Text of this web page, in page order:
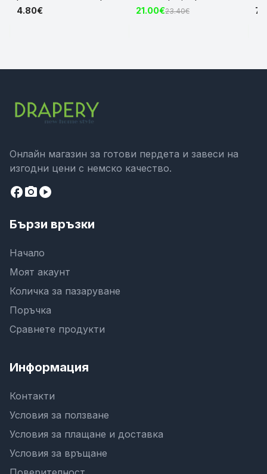
тип „Вирта“ – Бял цвят
(Комплект 2 броя)
4.80€
Шумоизолираща с коланче
цвят Крем, 175х140 и
21.00€23.40€
Онлайн магазин за готови пердета и завеси на
изгодни цени с немско качество.
facebookcamera_altplay_circle
Бързи връзки
Начало
Моят акаунт
Количка за пазаруване
Поръчка
Сравнете продукти
Информация
Контакти
Условия за ползване
Условия за плащане и доставка
Условия за връщане